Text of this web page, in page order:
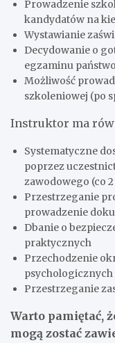
Prowadzenie
kandydatów na
Wystawianie
Decydowanie o
egzaminu
Możliwość
szkoleniowej (po
Instruktor ma
Systematyczne
poprzez
zawodowego (co
Przestrzeganie
prowadzenie
Dbanie o
praktycznych
Przechodzenie
psychologicznych
Przestrzeganie
Warto pamiętać,
mogą zostać